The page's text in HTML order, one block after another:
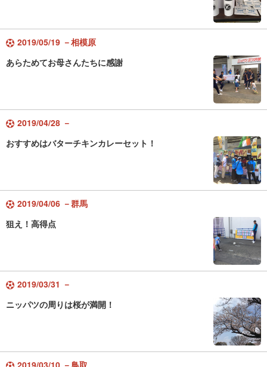
2019/05/19 －相模原
あらためてお母さんたちに感謝
2019/04/28 －
おすすめはバターチキンカレーセット！
2019/04/06 －群馬
狙え！高得点
2019/03/31 －
ニッパツの周りは桜が満開！
2019/03/10 －鳥取